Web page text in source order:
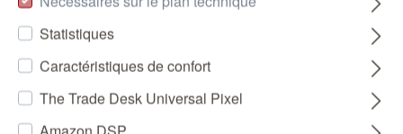
Statistiques
Caractéristiques de confort
The Trade Desk Universal Pixel